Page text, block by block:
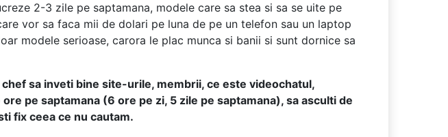
2-3 zile pe saptamana, modele care sa stea si sa se uite pe
vor sa faca mii de dolari pe luna de pe un telefon sau un laptop
modele serioase, carora le plac munca si banii si sunt dornice sa
sa inveti bine site-urile, membrii, ce este videochatul,
pe saptamana (6 ore pe zi, 5 zile pe saptamana), sa asculti de
fix ceea ce nu cautam.